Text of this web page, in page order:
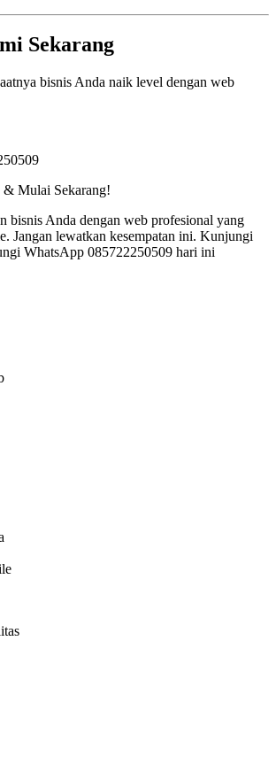
Sekarang
bisnis Anda naik level dengan web
Mulai Sekarang!
bisnis Anda dengan web profesional yang
Jangan lewatkan kesempatan ini. Kunjungi
WhatsApp 085722250509 hari ini